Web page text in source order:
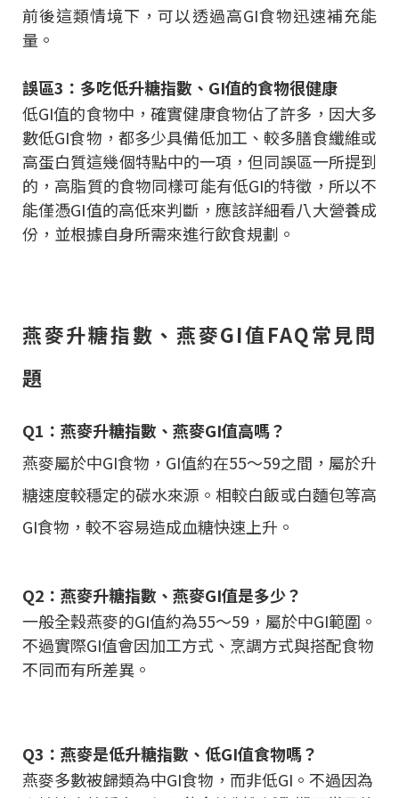
前後這類情境下，可以透過高GI食物迅速補充能
量。
誤區3：多吃低升糖指數、GI值的食物很健康
低GI值的食物中，確實健康食物佔了許多，因大多
數低GI食物，都多少具備低加工、較多膳食纖維或
高蛋白質這幾個特點中的一項，但同誤區一所提到
的，高脂質的食物同樣可能有低GI的特徵，所以不
能僅憑GI值的高低來判斷，應該詳細看八大營養成
份，並根據自身所需來進行飲食規劃。
燕麥升糖指數、燕麥GI值FAQ常見問
題
Q1：燕麥升糖指數、燕麥GI值高嗎？
燕麥屬於中GI食物，GI值約在55～59之間，屬於升
糖速度較穩定的碳水來源。相較白飯或白麵包等高
GI食物，較不容易造成血糖快速上升。
Q2：燕麥升糖指數、燕麥GI值是多少？
一般全穀燕麥的GI值約為55～59，屬於中GI範圍。
不過實際GI值會因加工方式、烹調方式與搭配食物
不同而有所差異。
Q3：燕麥是低升糖指數、低GI值食物嗎？
燕麥多數被歸類為中GI食物，而非低GI。不過因為